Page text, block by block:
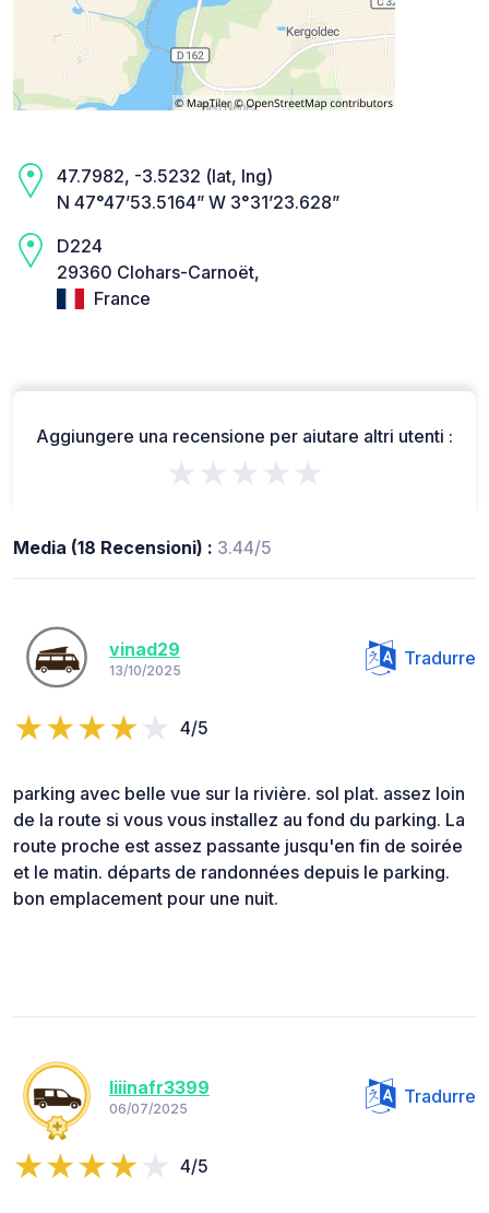
47.7982, -3.5232 (lat, lng)
N 47°47’53.5164” W 3°31’23.628”
D224
29360 Clohars-Carnoët,
France
Aggiungere una recensione per aiutare altri utenti :
★★★★★
Media (18 Recensioni) : 3.44/5
vinad29
13/10/2025
Tradurre
4/5
parking avec belle vue sur la rivière. sol plat. assez loin
de la route si vous vous installez au fond du parking. La
route proche est assez passante jusqu'en fin de soirée
et le matin. départs de randonnées depuis le parking.
bon emplacement pour une nuit.
liiinafr3399
06/07/2025
Tradurre
4/5